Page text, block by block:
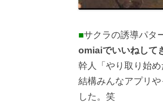
■サクラの誘導パタ
omiaiでいいねして
幹人「やり取り始
結構みんなアプリ
した。笑